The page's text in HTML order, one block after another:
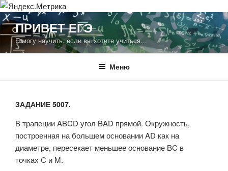
Перейти
содержимому
ПРИВЕТ ЕГЭ
Я могу научить, если вы хотите учиться…
Меню
ЗАДАНИЕ 5007.
В трапеции ABCD угол BAD прямой. Окружность,
построенная на большем основании AD как на
диаметре, пересекает меньшее основание BC в
точках C и M.